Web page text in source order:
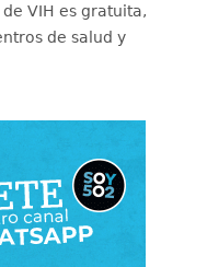
VIH es gratuita,
de salud y